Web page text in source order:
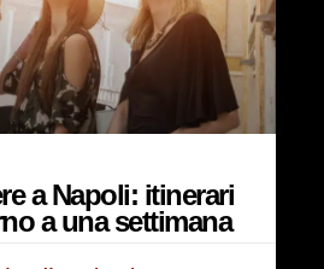
a Napoli: itinerari
a una settimana